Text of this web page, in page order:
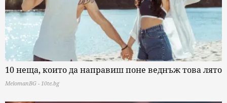
10 неща, които да направиш поне веднъж това лято
MelomanBG - 10te.bg